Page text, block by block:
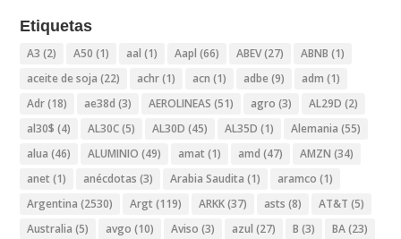
Etiquetas
A3 (2) A50 (1) aal (1) Aapl (66) ABEV(27) ABNB (1)
aceite de soja (22) achr(1) acn (1) adbe (9) adm (1)
Adr(18) ae38d (3) AEROLINEAS (51) agro (3) AL29D (2)
al30$ (4) AL30C(5) AL30D (45) AL35D (1) Alemania (55)
alua (46) ALUMINIO (49) amat (1) amd (47) AMZN (34)
anet (1) anécdotas (3) Arabia Saudita (1) aramco (1)
Argentina (2530) Argt (119) ARKK(37) asts (8) AT&T (5)
Australia (5) avgo (10) Aviso (3) azul (27) B (3) BA(23)